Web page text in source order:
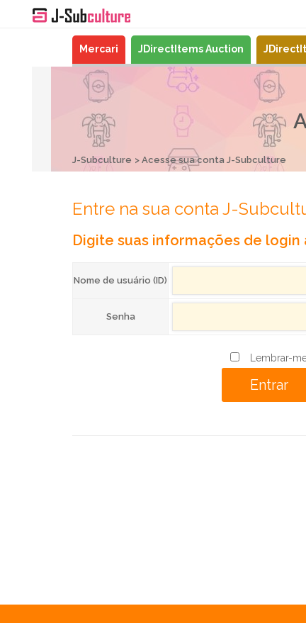
Mercari JDirectItems Auction
J-Subculture Acesse sua conta J-Subculture
Entre na sua conta J-
Digite suas informações de login
Nome de usuário (ID)
Senha
Lembrar-